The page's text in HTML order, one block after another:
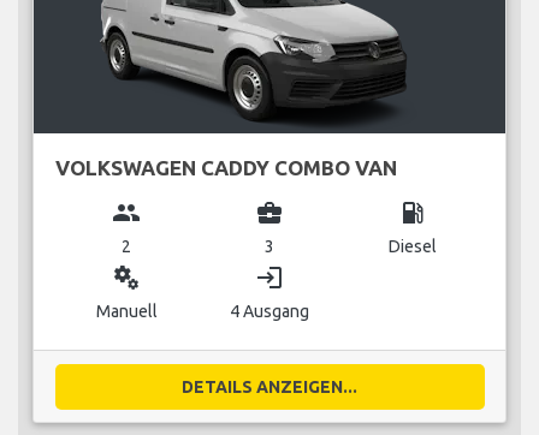
VOLKSWAGEN CADDY COMBO VAN
group
2
business_center
3
local_gas_station
Diesel
miscellaneous_services
Manuell
login
4 Ausgang
DETAILS ANZEIGEN...